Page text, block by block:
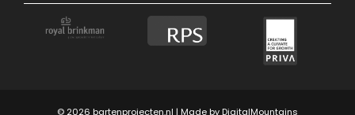
© 2026 bartenprojecten.nl | Made by DigitalMountains